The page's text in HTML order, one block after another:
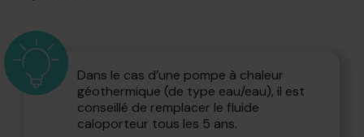
Dans le cas d’une pompe à chaleur
géothermique (de type eau/eau), il est
conseillé de remplacer le fluide
caloporteur tous les 5 ans.